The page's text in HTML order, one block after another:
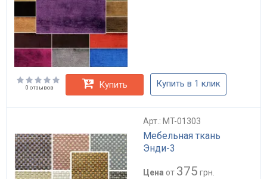
0 отзывов Купить Купить в 1 клик
Арт.: MT-01303
Мебельная ткань
Энди-3
Цена от 375 грн.